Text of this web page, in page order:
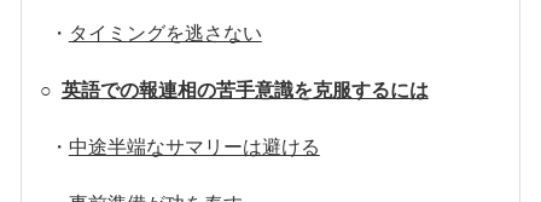
・ タイミングを逃さない
○ 英語での報連相の苦手意識を克服するには
・ 中途半端なサマリーは避ける